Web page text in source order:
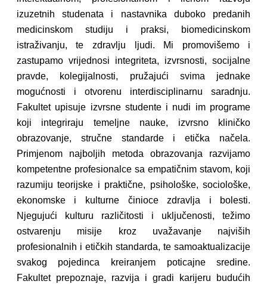
izuzetnih studenata i nastavnika duboko predanih
medicinskom studiju i praksi, biomedicinskom
istraživanju, te zdravlju ljudi. Mi promovišemo i
zastupamo vrijednosi integriteta, izvrsnosti, socijalne
pravde, kolegijalnosti, pružajući svima jednake
mogućnosti i otvorenu interdisciplinarnu saradnju.
Fakultet upisuje izvrsne studente i nudi im programe
koji integriraju temeljne nauke, izvrsno kliničko
obrazovanje, stručne standarde i etička načela.
Primjenom najboljih metoda obrazovanja razvijamo
kompetentne profesionalce sa empatičnim stavom, koji
razumiju teorijske i praktične, psihološke, sociološke,
ekonomske i kulturne činioce zdravlja i bolesti.
Njegujući kulturu različitosti i uključenosti, težimo
ostvarenju misije kroz uvažavanje najviših
profesionalnih i etičkih standarda, te samoaktualizacije
svakog pojedinca kreiranjem poticajne sredine.
Fakultet prepoznaje, razvija i gradi karijeru budućih